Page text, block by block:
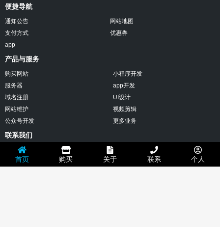
计
站
建
网
设
计
网
制
作
网
站
便捷导航
通知公告
网站地图
支付方式
优惠券
app
产品与服务
购买网站
服务器
域名注册
网站维护
公众号开发
小程序开发
app开发
UI设计
视频剪辑
更多业务
联系我们
微信：muxinsys
邮箱：632035276@qq.com
首页 购买 关于 联系 个人